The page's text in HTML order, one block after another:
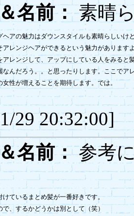
名前：素晴
アの魅力はダウンスタイルも素晴らしいけ
アレンジヘアができるという魅力があります
レンジして、アップにしている人をみると
なんだろう。。と思ったりします。ここでア
性が増えることを期待します。では。
29 20:32:00]
名前：参考
けているまとめ髪が一番好きです。
、するかどうかは別として（笑）